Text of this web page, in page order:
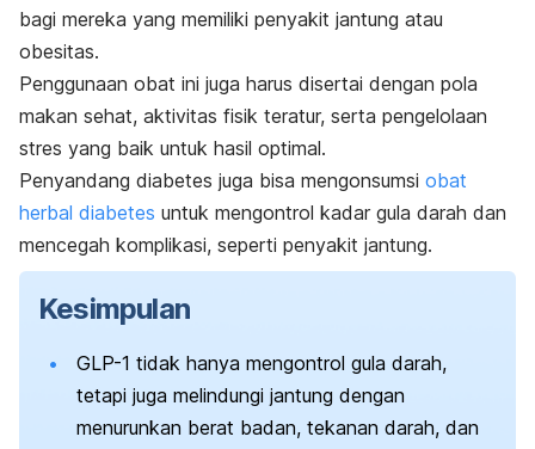
bagi mereka yang memiliki penyakit jantung atau
obesitas.
Penggunaan obat ini juga harus disertai dengan pola
makan sehat, aktivitas fisik teratur, serta pengelolaan
stres yang baik untuk hasil optimal.
Penyandang diabetes juga bisa mengonsumsi obat
herbal diabetes untuk mengontrol kadar gula darah dan
mencegah komplikasi, seperti penyakit jantung.
Kesimpulan
GLP-1 tidak hanya mengontrol gula darah,
tetapi juga melindungi jantung dengan
menurunkan berat badan, tekanan darah, dan